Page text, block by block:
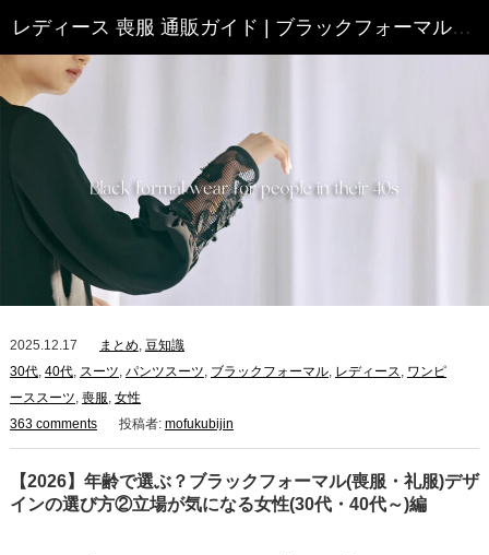
レディース 喪服 通販ガイド | ブラックフォーマル 喪服・礼服 特集
2025.12.17 まとめ, 豆知識
30代, 40代, スーツ, パンツスーツ, ブラックフォーマル, レディース, ワンピ
ーススーツ, 喪服, 女性
363 comments
投稿者: mofukubijin
【2026】年齢で選ぶ？ブラックフォーマル(喪服・礼服)デザ
インの選び方②立場が気になる女性(30代・40代～)編